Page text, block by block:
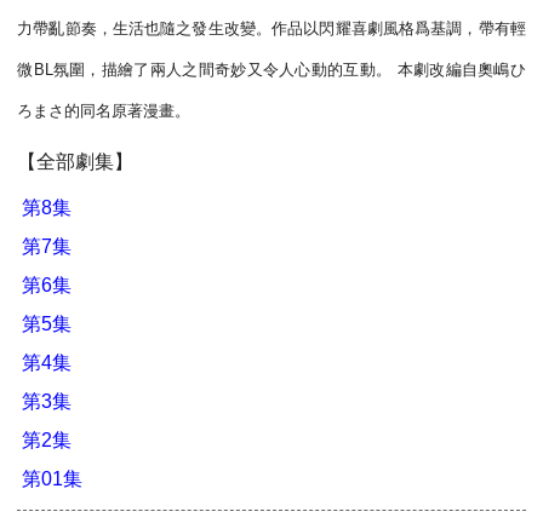
力帶亂節奏，生活也隨之發生改變。作品以閃耀喜劇風格爲基調，帶有輕
微BL氛圍，描繪了兩人之間奇妙又令人心動的互動。 本劇改編自奧嶋ひ
ろまさ的同名原著漫畫。
【全部劇集】
第8集
第7集
第6集
第5集
第4集
第3集
第2集
第01集